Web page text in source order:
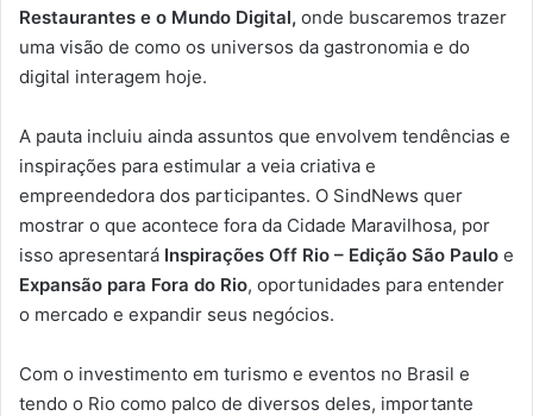
Restaurantes e o Mundo Digital, onde buscaremos trazer
uma visão de como os universos da gastronomia e do
digital interagem hoje.
A pauta incluiu ainda assuntos que envolvem tendências e
inspirações para estimular a veia criativa e
empreendedora dos participantes. O SindNews quer
mostrar o que acontece fora da Cidade Maravilhosa, por
isso apresentará Inspirações Off Rio – Edição São Paulo e
Expansão para Fora do Rio, oportunidades para entender
o mercado e expandir seus negócios.
Com o investimento em turismo e eventos no Brasil e
tendo o Rio como palco de diversos deles, importante